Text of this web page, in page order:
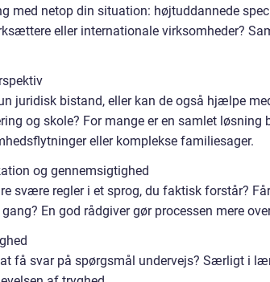
med netop din situation: højtuddannede
eller internationale virksomheder?
juridisk bistand, eller kan de også hjælpe
og skole? For mange er en samlet
eller komplekse familiesager.
og gennemsigtighed
svære regler i et sprog, du faktisk forstår?
En god rådgiver gør processen mere
få svar på spørgsmål undervejs? Særligt i